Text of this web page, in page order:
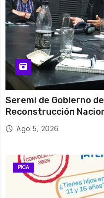
Seremi de Gobierno
Reconstrucción
y el empleo en
Ago 5, 2026
PICA